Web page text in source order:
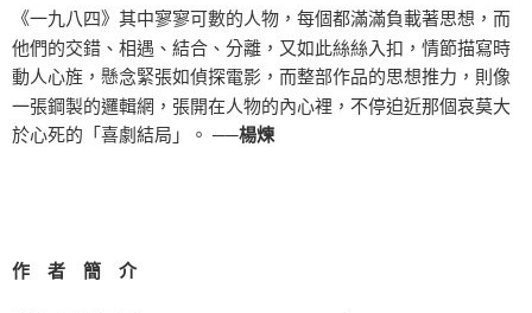
《一九八四》其中寥寥可數的人物，每個都滿滿負載著思想，而
他們的交錯、相遇、結合、分離，又如此絲絲入扣，情節描寫時
動人心旌，懸念緊張如偵探電影，而整部作品的思想推力，則像
一張鋼製的邏輯網，張開在人物的內心裡，不停迫近那個哀莫大
於心死的「喜劇結局」。 ──楊煉
作 者 簡 介